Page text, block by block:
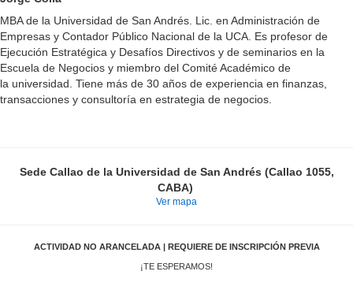
MBA de la Universidad de San Andrés. Lic. en Administración de
Empresas y Contador Público Nacional de la UCA. Es profesor de
Ejecución Estratégica y Desafíos Directivos y de seminarios en la
Escuela de Negocios y miembro del Comité Académico de
la universidad. Tiene más de 30 años de experiencia en finanzas,
transacciones y consultoría en estrategia de negocios.
Sede Callao de la Universidad de San Andrés (Callao 1055,
CABA)
Ver mapa
ACTIVIDAD NO ARANCELADA | REQUIERE DE INSCRIPCIÓN PREVIA
¡TE ESPERAMOS!